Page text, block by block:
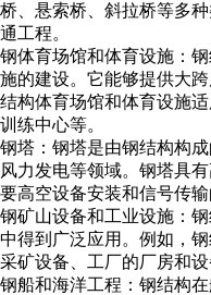
桥、悬索桥、斜拉桥等多
通工程。
钢体育场馆和体育设施：
施的建设。它能够提供大
结构体育场馆和体育设施
训练中心等。
钢塔：钢塔是由钢结构构
风力发电等领域。钢塔具
要高空设备安装和信号传输
钢矿山设备和工业设施：
中得到广泛应用。例如，
采矿设备、工厂的厂房和设
钢船和海洋工程：钢结构